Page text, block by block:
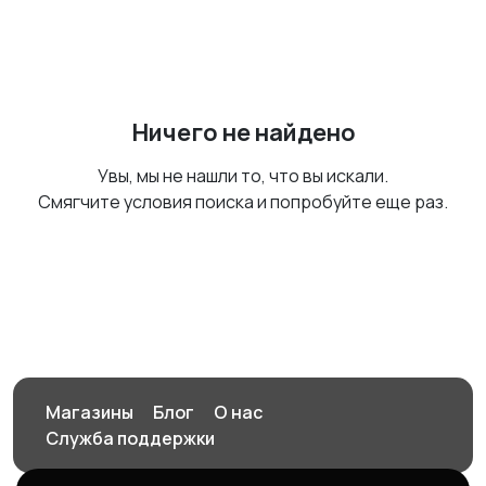
Ничего не найдено
Увы, мы не нашли то, что вы искали.
Смягчите условия поиска и попробуйте еще раз.
Магазины Блог
О нас
Служба поддержки